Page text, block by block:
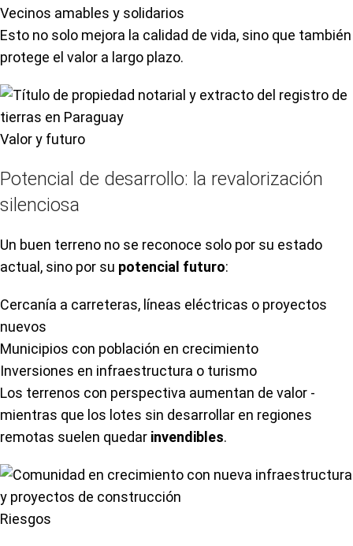
Vecinos amables y solidarios
Esto no solo mejora la calidad de vida, sino que también
protege el valor a largo plazo.
Valor y futuro
Potencial de desarrollo: la revalorización
silenciosa
Un buen terreno no se reconoce solo por su estado
actual, sino por su potencial futuro:
Cercanía a carreteras, líneas eléctricas o proyectos
nuevos
Municipios con población en crecimiento
Inversiones en infraestructura o turismo
Los terrenos con perspectiva aumentan de valor -
mientras que los lotes sin desarrollar en regiones
remotas suelen quedar invendibles.
Riesgos